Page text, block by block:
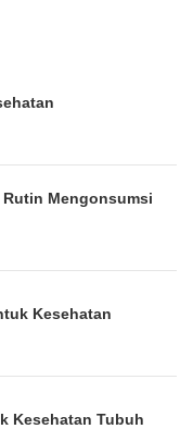
Mengonsumsi
Kesehatan
Kesehatan Tubuh